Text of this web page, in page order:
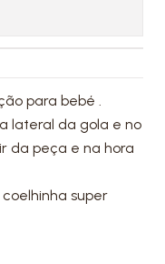
para bebé .
lateral da gola e no
da peça e na hora
super